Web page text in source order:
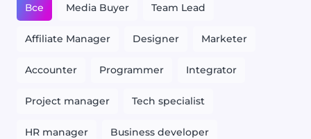
Все Media Buyer Team Lead
Affiliate Manager Designer Marketer
Accounter Programmer Integrator
Project manager Tech specialist
HR manager Business developer